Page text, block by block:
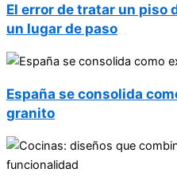
El error de tratar un piso
un lugar de paso
España se consolida
granito